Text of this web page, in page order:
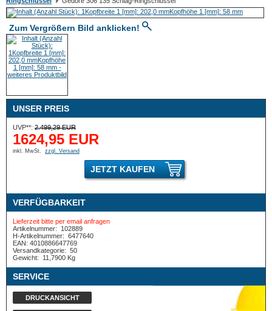
Zum Vergrößern Bild anklicken!
UNSER PREIS
UVP**: 2.499,29 EUR
1624,95 EUR
inkl. MwSt. zzgl. Versand
JETZT KAUFEN
VERFÜGBARKEIT
Lieferzeit bitte per email anfragen
Artikelnummer:
102889
H-Artikelnummer: 6477640
EAN: 4010886647769
Versandkategorie: 50
Gewicht:
11,7900 Kg
SERVICE
DRUCKANSICHT